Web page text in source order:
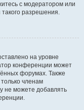
с модератором или
разрешения.
на уровне
конференции может
форумах. Также
членам
не можете добавлять